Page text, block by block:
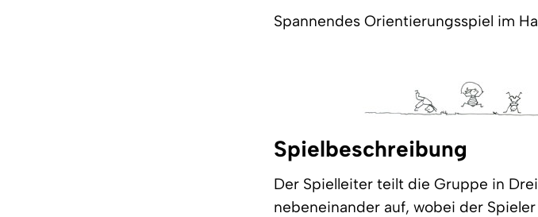
Spannendes Orientierungsspiel im
Spielbeschreibung
Der Spielleiter teilt die Gruppe in
nebeneinander auf, wobei der